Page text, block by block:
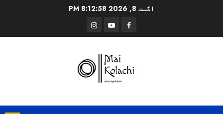
اگست 8, 2026 8:12:59 PM
Facebook
Youtube
Instagram